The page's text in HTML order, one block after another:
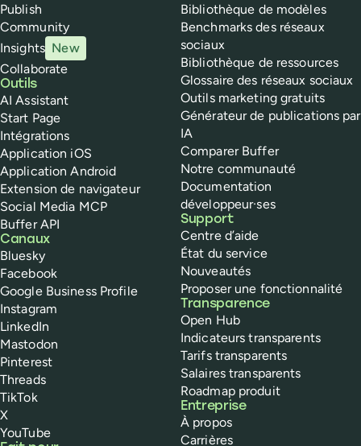
Publish
Community
Insights New
Collaborate
Outils
AI Assistant
Start Page
Intégrations
Application iOS
Application Android
Extension de navigateur
Social Media MCP
Buffer API
Canaux
Bluesky
Facebook
Google Business Profile
Instagram
LinkedIn
Mastodon
Pinterest
Threads
TikTok
X
YouTube
Bibliothèque de modèles
Benchmarks des réseaux
sociaux
Bibliothèque de ressources
Glossaire des réseaux sociaux
Outils marketing gratuits
Générateur de publications par
IA
Comparer Buffer
Notre communauté
Documentation
développeur·ses
Support
Centre d’aide
État du service
Nouveautés
Proposer une fonctionnalité
Transparence
Open Hub
Indicateurs transparents
Tarifs transparents
Salaires transparents
Roadmap produit
Entreprise
À propos
Carrières